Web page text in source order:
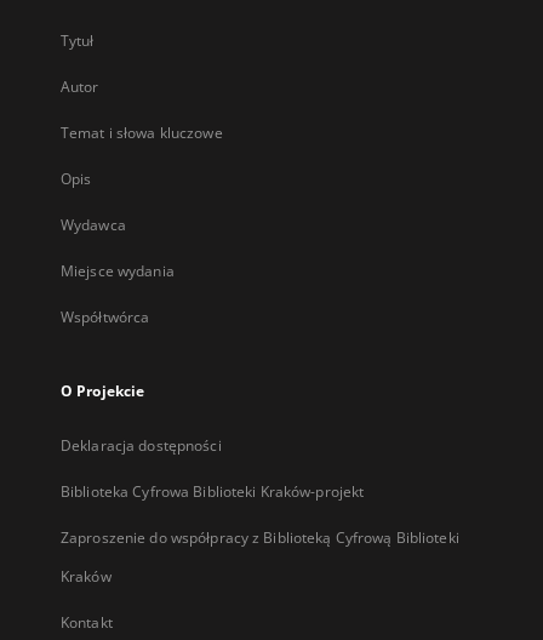
Tytuł
Autor
Temat i słowa kluczowe
Opis
Wydawca
Miejsce wydania
Współtwórca
O Projekcie
Deklaracja dostępności
Biblioteka Cyfrowa Biblioteki Kraków-projekt
Zaproszenie do współpracy z Biblioteką Cyfrową Biblioteki
Kraków
Kontakt